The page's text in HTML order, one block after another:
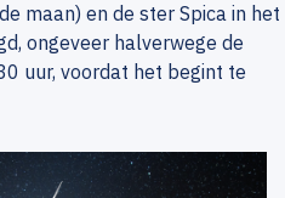
maan) en de ster Spica in het
ongeveer halverwege de
uur, voordat het begint te